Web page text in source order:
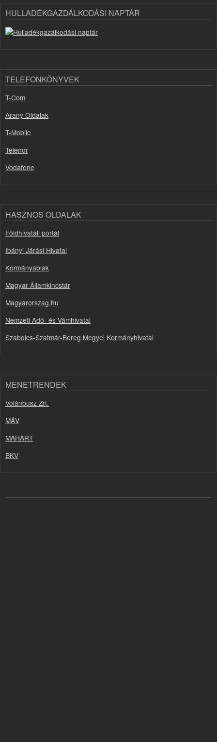
HULLADÉKGAZDÁLKODÁSI NAPTÁR
TELEFONKÖNYVEK
T-Com
Arany Oldalak
T-Mobile
Telenor
Vodafone
HASZNOS OLDALAK
Földhivatali portál
Ibányi Járási Hivatal
Kormányablak
Magyar Államkincstár
Magyarorszag.hu
Nemzeti Adó- és Vámhivatal
Szabolcs-Szatmár-Bereg Megyei Kormányhivatal
MENETRENDEK
Volánbusz Zrt.
MÁV
MAHART
BKV